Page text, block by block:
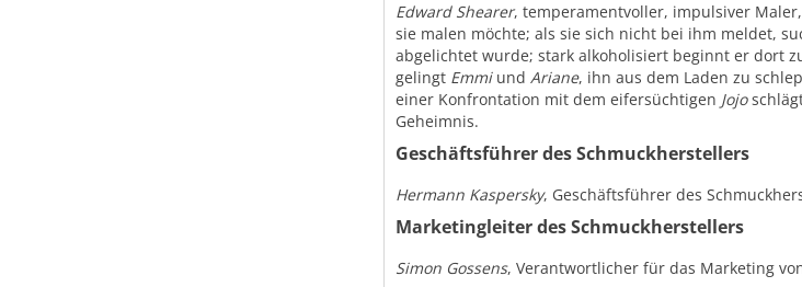
Edward Shearer, temperamentvoller, impulsiver
sie malen möchte; als sie sich nicht bei ihm meldet,
abgelichtet wurde; stark alkoholisiert beginnt er dort
gelingt Emmiund Ariane, ihn aus dem Laden zu
einer Konfrontation mit dem eifersüchtigen Jojo
Geheimnis.
Geschäftsführer des Schmuckherstellers
Hermann Kaspersky, Geschäftsführer des
Marketingleiter des Schmuckherstellers
Simon Gossens, Verantwortlicher für das Marketing